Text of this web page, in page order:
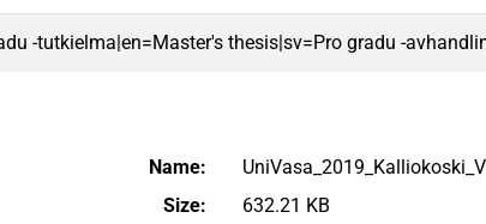
-tutkielma|en=Master's thesis|sv=Pro gradu -
Name:
Size:
632.21 KB